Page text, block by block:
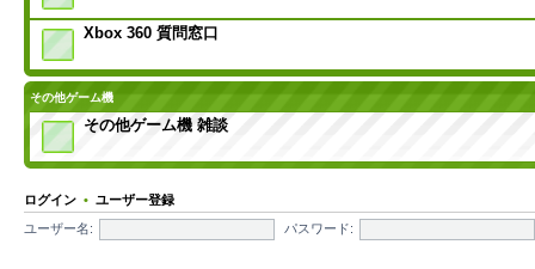
Xbox 360 質問窓口
その他ゲーム機
その他ゲーム機 雑談
ログイン • ユーザー登録
ユーザー名: パスワード: